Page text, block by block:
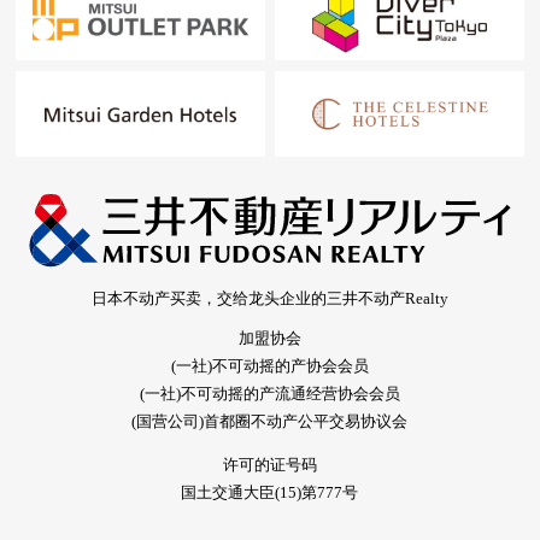
日本不动产买卖，交给龙头企业的三井不动产Realty
加盟协会
(一社)不可动摇的产协会会员
(一社)不可动摇的产流通经营协会会员
(国营公司)首都圈不动产公平交易协议会
许可的证号码
国土交通大臣(15)第777号